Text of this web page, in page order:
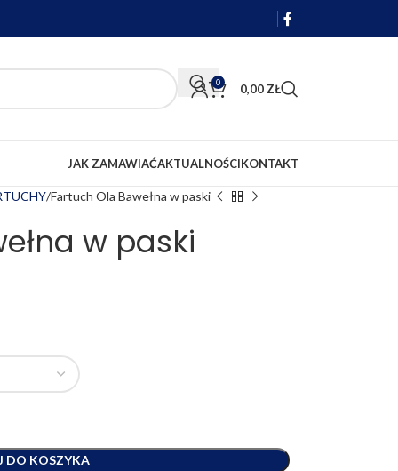
0 0,00 ZŁ
JAK ZAMAWIAĆAKTUALNOŚCIKONTAKT
Fartuch Ola Bawełna w paski
w paski
DO KOSZYKA